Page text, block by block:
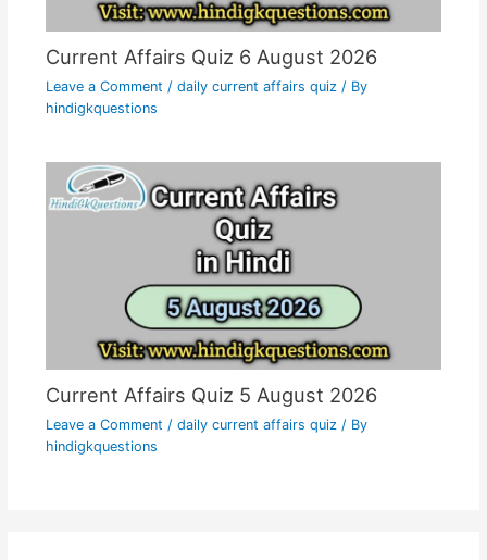
Current Affairs Quiz 6 August 2026
Leave a Comment / daily current affairs quiz / By
hindigkquestions
Current Affairs Quiz 5 August 2026
Leave a Comment / daily current affairs quiz / By
hindigkquestions